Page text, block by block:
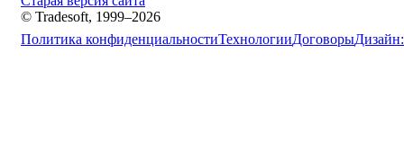
© Tradesoft, 1999–2026
Политика конфиденциальностиТехнологииДоговорыДизайн: